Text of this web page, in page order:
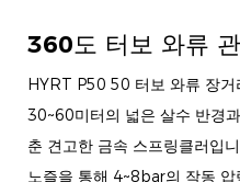
360도 터보 와류
HYRT P50 50 터보 와류 장거
30~60미터의 넓은 살수 반경
춘 견고한 금속 스프링클러입
노즐을 통해 4~8bar의 작동